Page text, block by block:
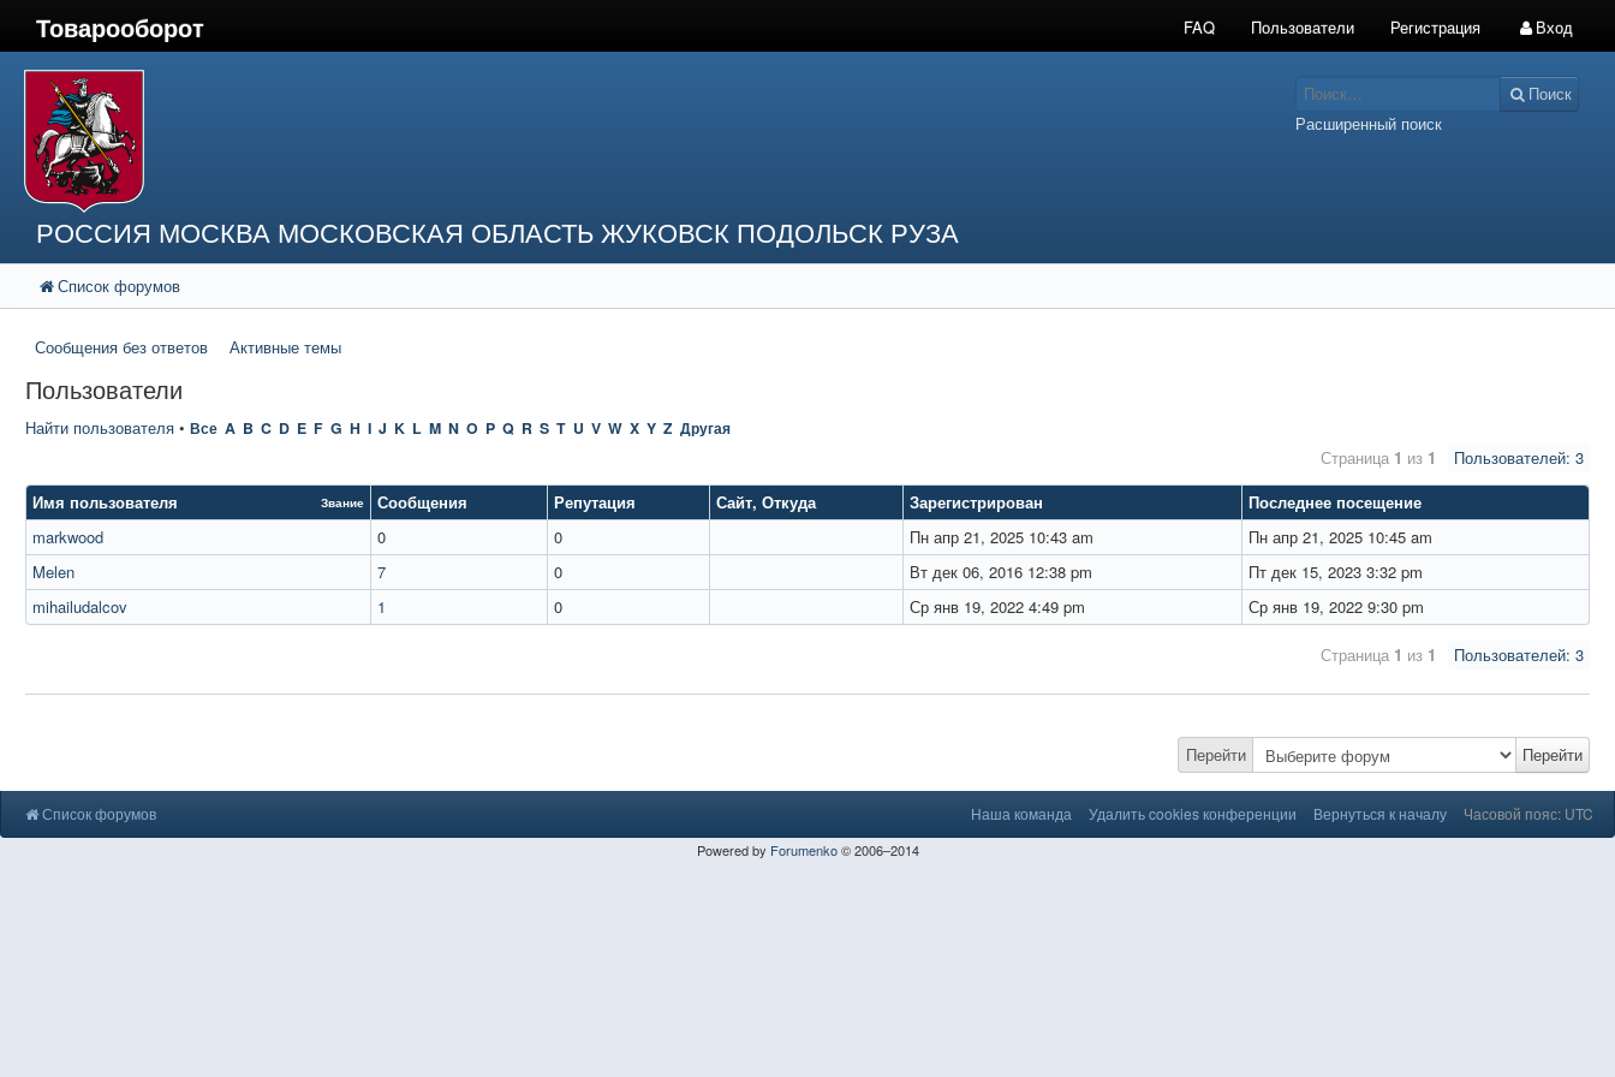
Товарооборот FAQ Пользователи Регистрация Вход
РОССИЯ МОСКВА МОСКОВСКАЯ ОБЛАСТЬ ЖУКОВСК ПОДОЛЬСК РУЗА
Поиск
Расширенный поиск
Список форумов
Сообщения без ответов Активные темы
Пользователи
Найти пользователя • Все A B C D E F G H I J K L M N O P Q R S T U V W X Y Z Другая
Пользователей: 3
Страница 1 из 1
Имя пользователя
Звание Сообщения Репутация Сайт, Откуда Зарегистрирован
Последнее посещение
markwood
0 0 Пн апр 21, 2025 10:43 am
Пн апр 21, 2025 10:45 am
Melen
7 0 Вт дек 06, 2016 12:38 pm
Пт дек 15, 2023 3:32 pm
mihailudalcov
1 0 Ср янв 19, 2022 4:49 pm Ср янв 19, 2022 9:30 pm
Пользователей: 3
Страница 1 из 1
Перейти Перейти
Список форумов Наша команда Удалить cookies конференции Вернуться к началу Часовой пояс: UTC
Powered by Forumenko© 2006–2014